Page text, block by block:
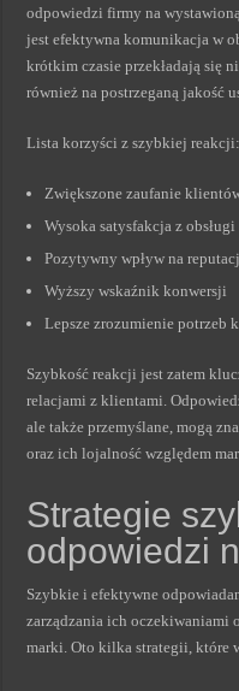
odpowiedzi firmy na
jest efektywna komunikacja w
krótkim czasie przekładają się
również na postrzeganą jakość
Lista korzyści z szybkiej reakcji:
Zwiększone zaufanie
Wysoka satysfakcja z obsługi
Pozytywny wpływ na
Wyższy wskaźnik konwersji
Lepsze zrozumienie potrzeb
Szybkość reakcji jest zatem
relacjami z klientami.
ale także przemyślane, mogą
oraz ich lojalność względem
Strategie
odpowiedzi
Szybkie i efektywne
zarządzania ich oczekiwaniami
marki. Oto kilka strategii, które